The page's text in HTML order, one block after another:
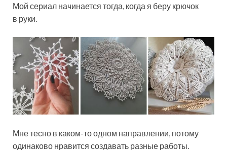
Мой сериал начинается тогда, когда я беру крючок
в руки.
Мне тесно в каком-то одном направлении, потому
одинаково нравится создавать разные работы.